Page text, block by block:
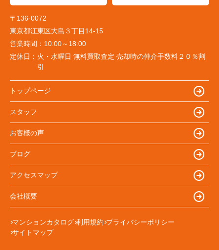
〒136-0072
東京都江東区大島３丁目14-15
営業時間： 10:00～18:00
定休日： 火・水曜日 無料買取査定 売却時の仲介手数料２０％割
引
トップページ
スタッフ
お客様の声
ブログ
アクセスマップ
会社概要
マンションカタログ 利用規約 プライバシーポリシー
サイトマップ